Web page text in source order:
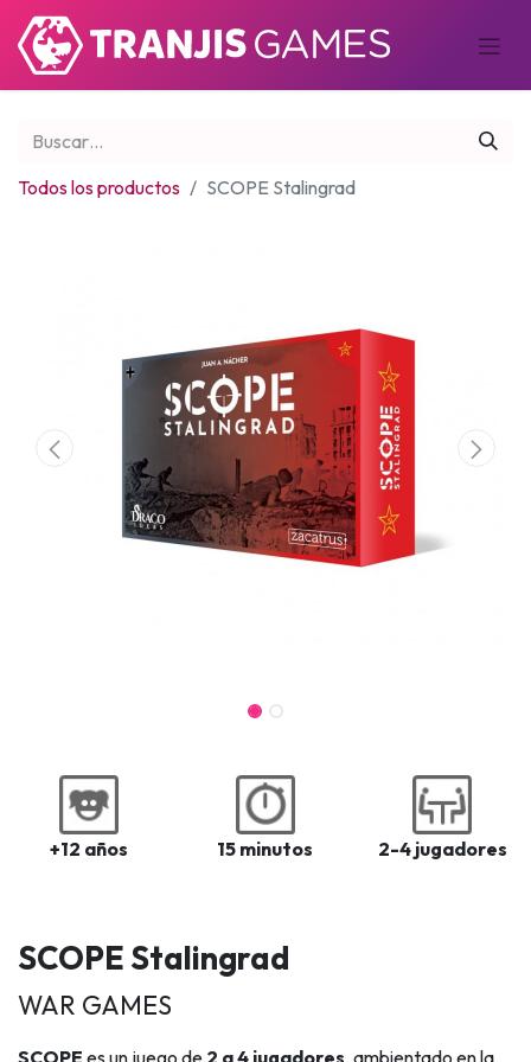
Todos los productos SCOPE Stalingrad
+12 años 15 minutos 2-4 jugadores
SCOPE Stalingrad
WAR GAMES​
SCOPE es un juego de 2 a 4 jugadores , ambientado en la